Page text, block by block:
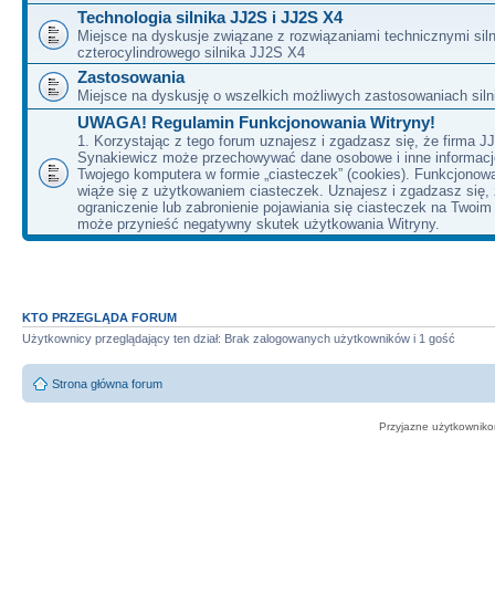
Technologia silnika JJ2S i JJ2S X4
Miejsce na dyskusje związane z rozwiązaniami technicznymi
czterocylindrowego silnika JJ2S X4
Zastosowania
Miejsce na dyskusję o wszelkich możliwych zastosowaniach
UWAGA! Regulamin Funkcjonowania Witryny!
1. Korzystając z tego forum uznajesz i zgadzasz się, że firma
Synakiewicz może przechowywać dane osobowe i inne
Twojego komputera w formie „ciasteczek” (cookies).
wiąże się z użytkowaniem ciasteczek. Uznajesz i zgadzasz się,
ograniczenie lub zabronienie pojawiania się ciasteczek na
może przynieść negatywny skutek użytkowania Witryny.
KTO PRZEGLĄDA FORUM
Użytkownicy przeglądający ten dział: Brak zalogowanych użytkowników i 1 gość
Strona główna forum
Przyjazne